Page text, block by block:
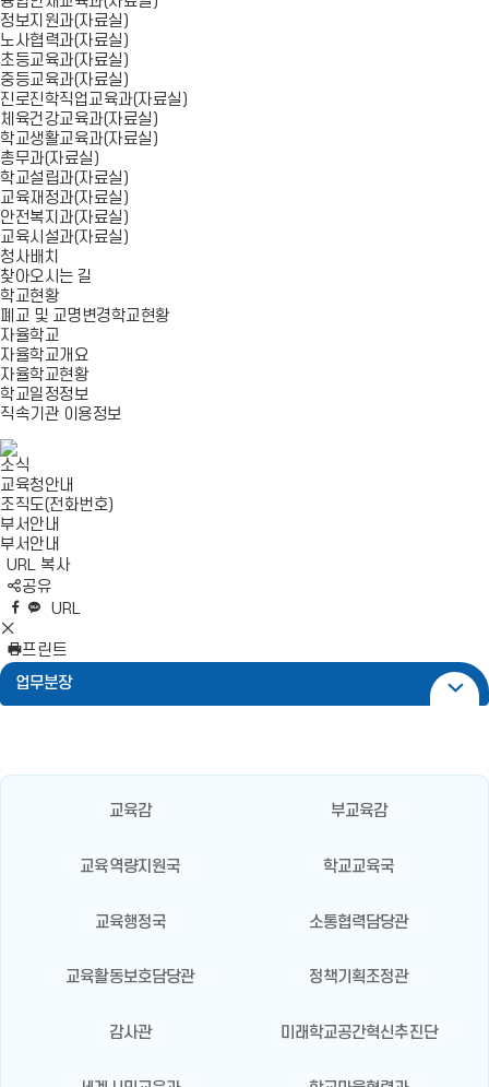
정보지원과(자료실)
노사협력과(자료실)
초등교육과(자료실)
중등교육과(자료실)
진로진학직업교육과(자료실)
체육건강교육과(자료실)
학교생활교육과(자료실)
총무과(자료실)
학교설립과(자료실)
교육재정과(자료실)
안전복지과(자료실)
교육시설과(자료실)
청사배치
찾아오시는 길
학교현황
폐교 및 교명변경학교현황
자율학교
자율학교개요
자율학교현황
학교일정정보
직속기관 이용정보
소식
교육청안내
조직도(전화번호)
부서안내
부서안내
URL 복사
공유
N
영
역
펼
치
네
이
버
밴
공
엑
스
공
유
페
스
북
공
유
카
오
톡
공
유
URL
S
N
S
영
역
프린트
업무분장
교육감 부교육감
교육역량지원국 학교교육국
교육행정국 소통협력담당관
교육활동보호담당관 정책기획조정관
감사관 미래학교공간혁신추진단